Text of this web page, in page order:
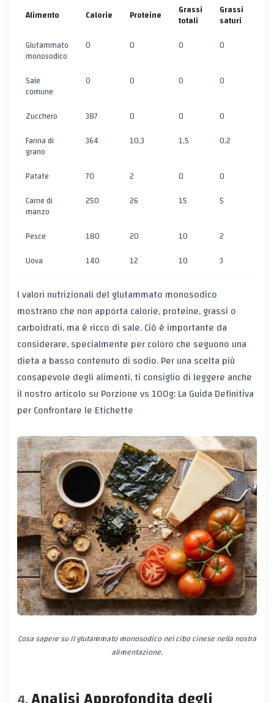
Alimento Calorie Proteine Grassi
totali
Grassi
saturi
Glutammato
monosodico
0 0 0 0
Sale
comune
0 0 0 0
Zucchero 387 0 0 0
Farina di
grano
364 10,3 1,5 0,2
Patate 70 2 0 0
Carne di
manzo
250 26 15 5
Pesce 180 20 10 2
Uova
140 12 10 3
I valori nutrizionali del glutammato monosodico
mostrano che non apporta calorie, proteine, grassi o
carboidrati, ma è ricco di sale. Ciò è importante da
considerare, specialmente per coloro che seguono una
dieta a basso contenuto di sodio. Per una scelta più
consapevole degli alimenti, ti consiglio di leggere anche
il nostro articolo su Porzione vs 100g: La Guida Definitiva
per Confrontare le Etichette
Cosa sapere su Il glutammato monosodico nel cibo cinese nella nostra
alimentazione.